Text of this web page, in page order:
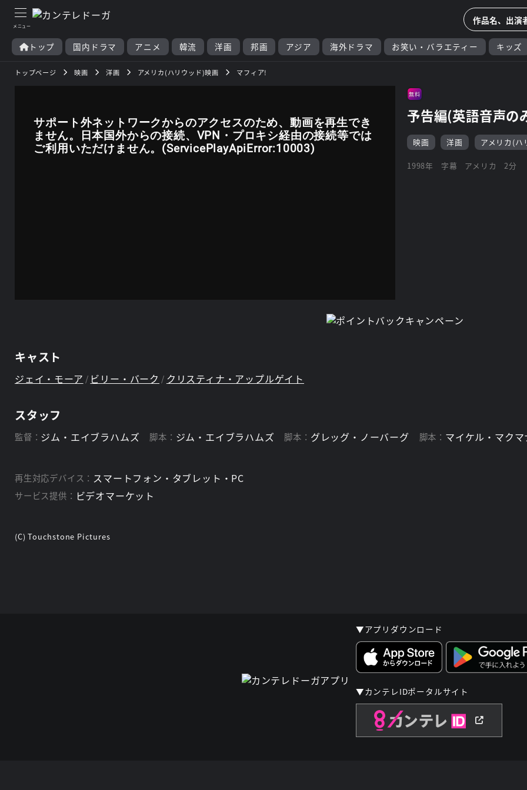
トップ 国内ドラマ アニメ 韓流 洋画 邦画 アジア 海外ドラマ お笑い・バラエティー キッズ
トップページ 映画 洋画 アメリカ(ハリウッド)映画 マフィア!
サポート外ネットワークからのアクセスのため、動画を再生でき
ません。日本国外からの接続、VPN・プロキシ経由の接続等では
ご利用いただけません。(ServicePlayApiError:10003)
無料
予告編(英語音声の
映画 洋画 アメリカ(ハ
1998年 字幕 アメリカ 2分
キャスト
ジェイ・モーア ビリー・バーク クリスティナ・アップルゲイト
スタッフ
監督： ジム・エイブラハムズ 脚本： ジム・エイブラハムズ 脚本： グレッグ・ノーバーグ 脚本： マイケル・マク
再生対応デバイス： スマートフォン・タブレット・PC
サービス提供： ビデオマーケット
(C) Touchstone Pictures
▼アプリダウンロード
▼カンテレIDポータルサイト